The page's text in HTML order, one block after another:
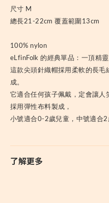
尺寸 M
總長21-22cm 覆蓋範圍13cm
100% nylon
eLfinFolk 的經典單品：一頂精靈
這款尖頭針織帽採用柔軟的長毛
成。
它適合任何孩子佩戴，定會讓人
採用彈性布料製成，
小號適合0-2歲兒童，中號適合2
了解更多